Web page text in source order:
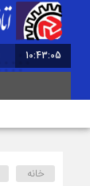
10:43:05
خانه